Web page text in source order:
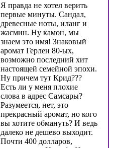
Я правда не хотел верить
первые минуты. Сандал,
древесные ноты, иланг и
жасмин. Ну камон, мы
знаем это имя! Знаковый
аромат Герлен 80-ых,
возможно последний хит
настоящей семейной эпохи.
Ну причем тут Крид???
Есть ли у меня плохие
слова в адрес Самсары?
Разумеется, нет, это
прекрасный аромат, но кого
вы хотите обмануть? И ведь
далеко не дешево выходит.
Почти 400 долларов,